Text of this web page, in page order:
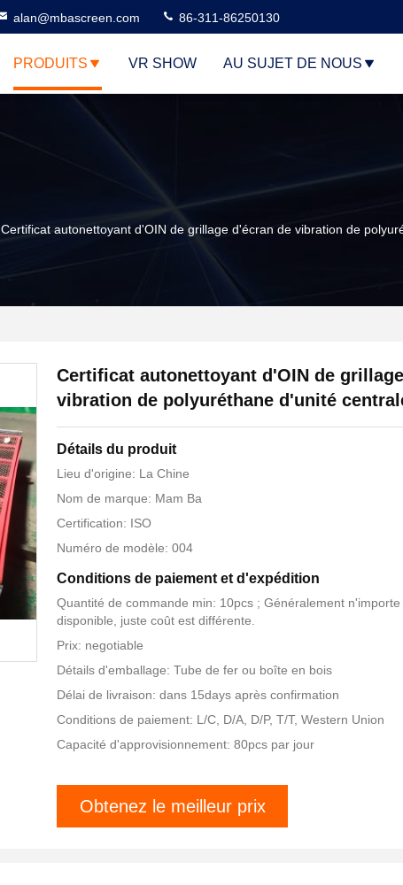
alan@mbascreen.com 86-311-86250130
PRODUITS VR SHOW AU SUJET DE NOUS
Certificat autonettoyant d'OIN de grillage d'écran de vibration de
Certificat autonettoyant d'OIN de
vibration de polyuréthane d'unité
Détails du produit
Lieu d'origine: La Chine
Nom de marque: Mam Ba
Certification: ISO
Numéro de modèle: 004
Conditions de paiement et d'expédition
Quantité de commande min: 10pcs ; Généralement
disponible, juste coût est différente.
Prix: negotiable
Détails d'emballage: Tube de fer ou boîte en bois
Délai de livraison: dans 15days après confirmation
Conditions de paiement: L/C, D/A, D/P, T/T, Western Union
Capacité d'approvisionnement: 80pcs par jour
Obtenez le meilleur prix